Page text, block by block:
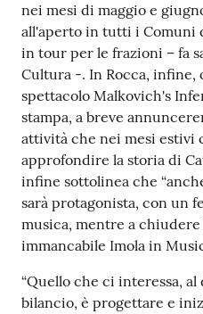
nei mesi di maggio e
all'aperto in tutti i Comuni
in tour per le frazioni – fa
Cultura -. In Rocca, infine,
spettacolo Malkovich's
stampa, a breve
attività che nei mesi estivi
approfondire la storia di
infine sottolinea che
sarà protagonista, con un
musica, mentre a chiudere
immancabile Imola in
“Quello che ci interessa,
bilancio, è progettare e